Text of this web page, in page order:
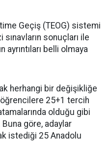
Geçiş (TEOG) sistemi
sınavların sonuçları ile
ayrıntıları belli olmaya
herhangi bir değişikliğe
25+1 tercih
olduğu gibi
göre, adaylar
istediği 25 Anadolu